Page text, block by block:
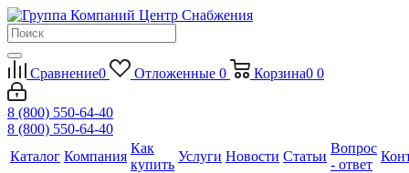
Сравнение0 Отложенные 0 Корзина0 0
8 (800) 550-64-40
8 (800) 550-64-40
Каталог Компания
Как
купить
Услуги Новости Статьи
Вопрос
- ответ